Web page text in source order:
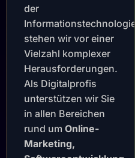
der
Informationstechnologie
stehen wir vor einer
Vielzahl komplexer
Herausforderungen.
Als Digitalprofis
unterstützen wir Sie
in allen Bereichen
rund um Online-
Marketing,